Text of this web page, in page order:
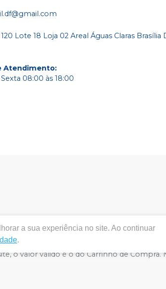
Lote 18 Loja 02 Areal Águas Claras Brasília
Atendimento:
08:00 às 18:00
|Dental Brasil Comercio
180 | Política de Privacidade e Segurança
o valor válido é o do Carrinho de
a sua experiência no site. Ao continuar
.